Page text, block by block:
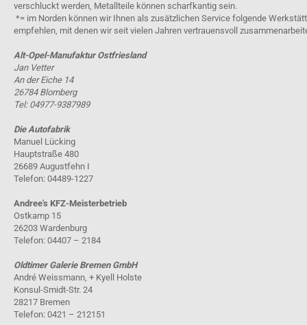
verschluckt werden, Metallteile können scharfkantig sein.
*= im Norden können wir Ihnen als zusätzlichen Service folgende
empfehlen, mit denen wir seit vielen Jahren vertrauensvoll
Alt-Opel-Manufaktur Ostfriesland
Jan Vetter
An der Eiche 14
26784 Blomberg
Tel: 04977-9387989
Die Autofabrik
Manuel Lücking
Hauptstraße 480
26689 Augustfehn I
Telefon: 04489-1227
Andree's KFZ-Meisterbetrieb
Ostkamp 15
26203 Wardenburg
Telefon: 04407 – 2184
Oldtimer Galerie Bremen GmbH
André Weissmann, + Kyell Holste
Konsul-Smidt-Str. 24
28217 Bremen
Telefon: 0421 – 212151